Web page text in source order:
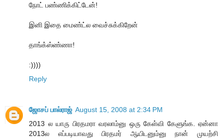
நோட் பண்ணிக்கிட்டேன்!
இனி இதை மைண்ட்ல வைச்சுக்கிறேன்
தாங்க்ஸ்ண்ணா!
:))))
Reply
ஜோசப் பால்ராஜ் August 15, 2008 at 2:34 PM
2013 ல யாரு பிரதமரா வரலாம்னு ஒரு கேள்வி கேளுங்க. ஏன்னா
2013ல எப்படியாவது பிரதமர் ஆயிடனும்னு நான் முயற்சி